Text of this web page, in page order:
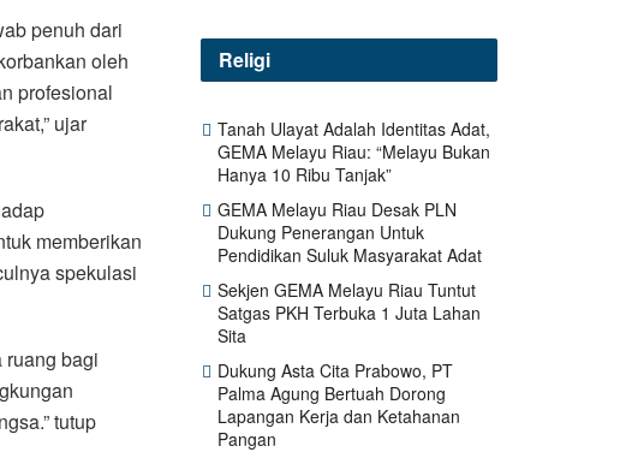
penuh dari
oleh
profesional
ujar
memberikan
spekulasi
ruang bagi
tutup
Religi
Tanah Ulayat Adalah Identitas Adat,
GEMA Melayu Riau: “Melayu Bukan
Hanya 10 Ribu Tanjak”
GEMA Melayu Riau Desak PLN
Dukung Penerangan Untuk
Pendidikan Suluk Masyarakat Adat
Sekjen GEMA Melayu Riau Tuntut
Satgas PKH Terbuka 1 Juta Lahan
Sita
Dukung Asta Cita Prabowo, PT
Palma Agung Bertuah Dorong
Lapangan Kerja dan Ketahanan
Pangan